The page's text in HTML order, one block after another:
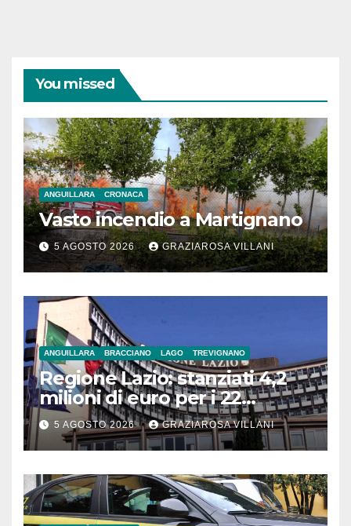
You missed
ANGUILLARA CRONACA
Vasto incendio a Martignano
5 AGOSTO 2026 GRAZIAROSA VILLANI
ANGUILLARA BRACCIANO LAGO TREVIGNANO
Regione Lazio: stanziati 4,2
milioni di euro per i 22
Comuni dell’Etruria
Meridionale
5 AGOSTO 2026 GRAZIAROSA VILLANI